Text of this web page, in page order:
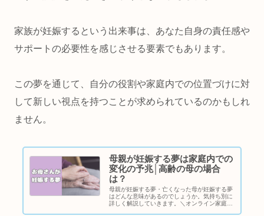
家族が妊娠するという出来事は、あなた自身の責任感や
サポートの必要性を感じさせる要素でもあります。
この夢を通じて、自分の役割や家庭内での位置づけに対
して新しい視点を持つことが求められているのかもしれ
ません。
母親が妊娠する夢は家庭内での
変化の予兆│高齢の母の場合
は？
母親が妊娠する夢・亡くなった母が妊娠する夢
はどんな意味があるのでしょうか。気持ち別に
詳しく解説していきます。＼オンライン家庭教